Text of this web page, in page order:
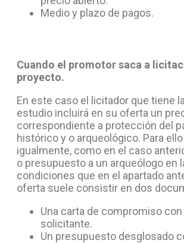
Medio y plazo de pagos.
Cuando el promotor saca a
proyecto.
En este caso el licitador que tiene
estudio incluirá en su oferta un
correspondiente a protección del
histórico y o arqueológico. Para
igualmente, como en el caso
o presupuesto a un arqueólogo en
condiciones que en el apartado
oferta suele consistir en dos
Una carta de compromiso
solicitante.
Un presupuesto desglosado